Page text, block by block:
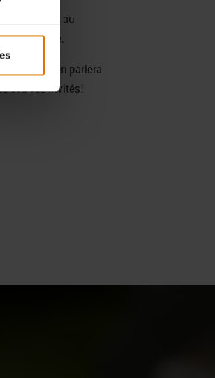
Belgique et au
inoubliable.
dont on parlera
et à vos invités!